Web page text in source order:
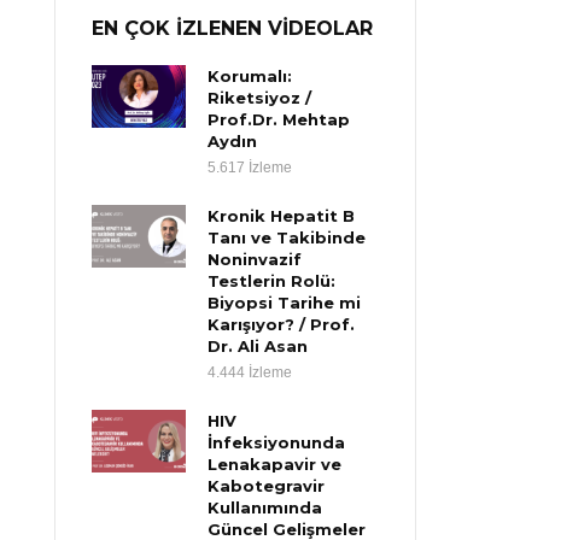
EN ÇOK İZLENEN VİDEOLAR
Korumalı:
Riketsiyoz /
Prof.Dr. Mehtap
Aydın
5.617 İzleme
Kronik Hepatit B
Tanı ve Takibinde
Noninvazif
Testlerin Rolü:
Biyopsi Tarihe mi
Karışıyor? / Prof.
Dr. Ali Asan
4.444 İzleme
HIV
İnfeksiyonunda
Lenakapavir ve
Kabotegravir
Kullanımında
Güncel Gelişmeler